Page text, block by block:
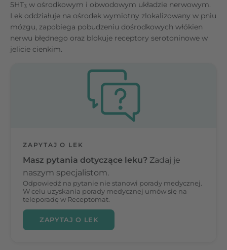
5HT3 w ośrodkowym i obwodowym układzie nerwowym.
Lek oddziałuje na ośrodek wymiotny zlokalizowany w pniu
mózgu, zapobiega pobudzeniu dośrodkowych włókien
nerwu błędnego oraz blokuje receptory serotoninowe w
jelicie cienkim.
ZAPYTAJ O LEK
Masz pytania dotyczące leku? Zadaj je
naszym specjalistom.
Odpowiedź na pytanie nie stanowi porady medycznej.
W celu uzyskania porady medycznej umów się na
teleporadę w Receptomat.
ZAPYTAJ O LEK